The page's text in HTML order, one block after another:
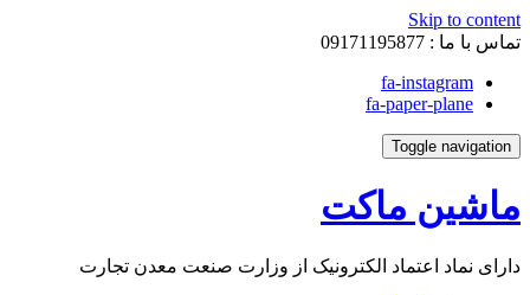
Skip to content
تماس با ما : 09171195877
fa-instagram
fa-paper-plane
Toggle navigation
ماشین ماکت
دارای نماد اعتماد الکترونیک از وزارت صنعت معدن تجارت